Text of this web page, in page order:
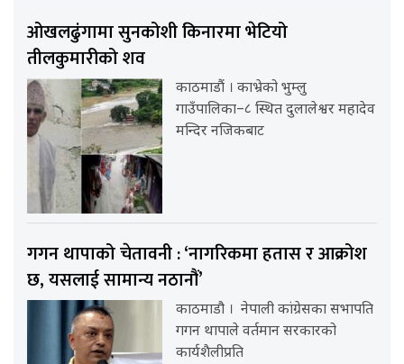
ओखलढुंगामा सुनकोशी किनारमा भेटियो
तीलकुमारीको शव
काठमाडौं । काभ्रेको भुम्लु
गाउँपालिका–८ स्थित दुलालेश्वर महादेव
मन्दिर नजिकबाट
गगन थापाको चेतावनी : ‘नागरिकमा हतास र आक्रोश
छ, यसलाई सामान्य नठानौं’
काठमाडौ । नेपाली कांग्रेसका सभापति
गगन थापाले वर्तमान सरकारको
कार्यशैलीप्रति